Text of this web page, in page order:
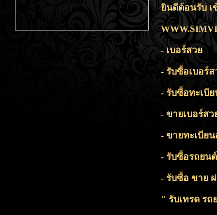
ยินดีต้อนรับ เ
- เบอร์สวย
- รับซื้อเบอร์ส
- รับซื้อทะเบี
- ขายเบอร์สว
- ขายทะเบีย
- รับซื้อรถยนต์
- รับซื้อ ขาย
" รับเทรด รถ